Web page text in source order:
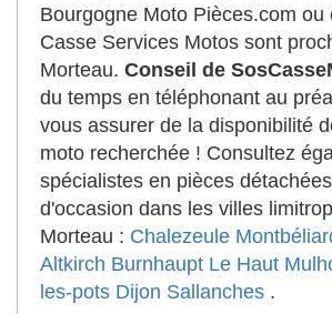
Bourgogne Moto Pièces.com ou
Casse Services Motos sont
Morteau. Conseil de
du temps en téléphonant au
vous assurer de la disponibilité
moto recherchée ! Consultez
spécialistes en pièces
d'occasion dans les villes
Morteau : Chalezeule
Altkirch Burnhaupt Le Haut
les-pots Dijon Sallanches .